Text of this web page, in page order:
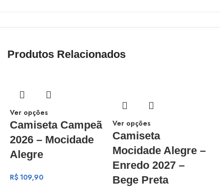
Produtos Relacionados
Ver opções
Camiseta Campeã
2026 – Mocidade
Alegre
R$ 109,90
Ver opções
Camiseta
Mocidade Alegre –
Enredo 2027 –
Bege Preta